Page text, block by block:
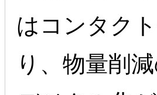
はコンタク
り、物量削